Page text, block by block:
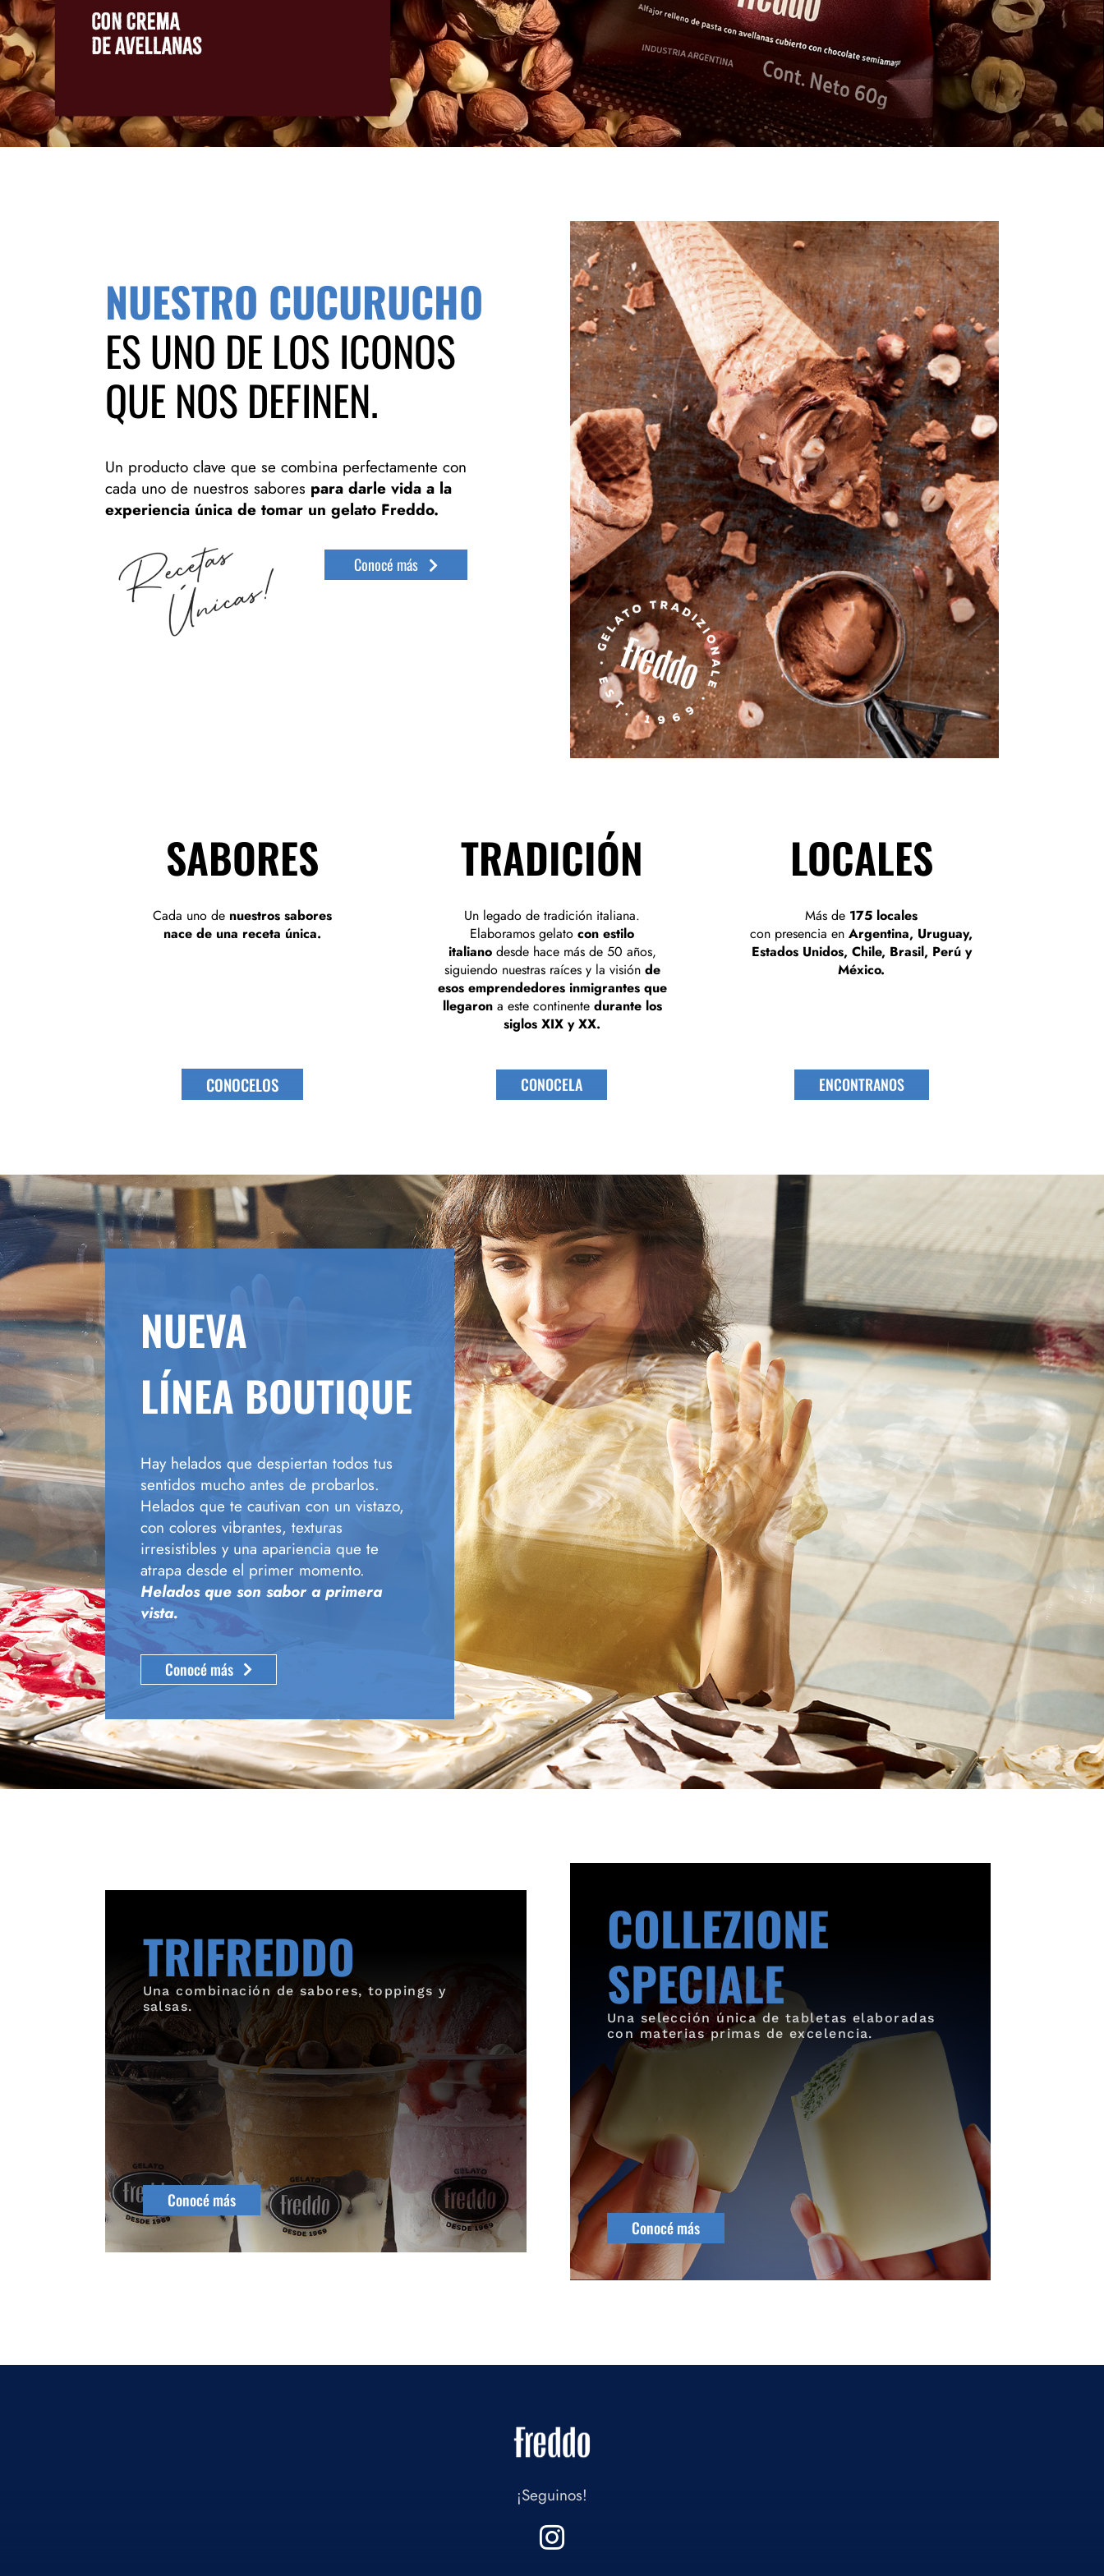
NUESTRO CUCURUCHO
ES UNO DE LOS ICONOS
QUE NOS DEFINEN.
Un producto clave que se combina perfectamente con
cada uno de nuestros sabores para darle vida a la
experiencia única de tomar un gelato Freddo.
Conocé más
SABORES
Cada uno de nuestros sabores
nace de una receta única.
CONOCELOS
TRADICIÓN
Un legado de tradición italiana.
Elaboramos gelato con estilo
italianodesde hace más de 50 años,
siguiendo nuestras raíces y la visión de
esos emprendedores inmigrantes que
llegarona este continente durante los
siglos XIX y XX.
CONOCELA
LOCALES
Más de 175 locales
con presencia enArgentina, Uruguay,
Estados Unidos, Chile, Brasil, Perú y
México.
ENCONTRANOS
NUEVA
LÍNEA BOUTIQUE
Hay helados que despiertan todos tus
sentidos mucho antes de probarlos.
Helados que te cautivan con un vistazo,
con colores vibrantes, texturas
irresistibles y una apariencia que te
atrapa desde el primer momento.
Helados que son sabor a primera
vista.
Conocé más
TRIFREDDO
Una combinación de sabores, toppings y
salsas.
Conocé más
COLLEZIONE
SPECIALE
Una selección única de tabletas elaboradas
con materias primas de excelencia.
Conocé más
¡Seguinos!